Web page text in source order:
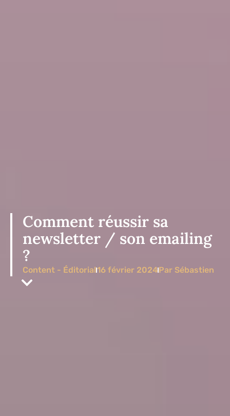
Comment réussir sa
newsletter / son emailing
?
Content - Éditorial16 février 2024Par Sébastien